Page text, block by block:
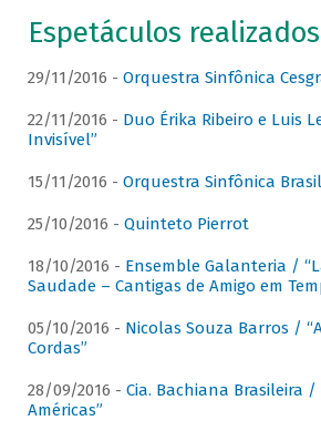
Espetáculos realizados
29/11/2016 - Orquestra Sinfônica
22/11/2016 - Duo Érika Ribeiro e Luis
Invisível”
15/11/2016 - Orquestra Sinfônica
25/10/2016 - Quinteto Pierrot
18/10/2016 - Ensemble Galanteria /
Saudade – Cantigas de Amigo em
05/10/2016 - Nicolas Souza Barros /
Cordas”
28/09/2016 - Cia. Bachiana Brasileira /
Américas”